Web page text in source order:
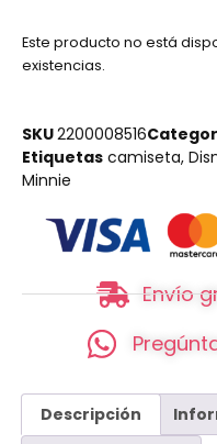
Este producto no está
existencias.
SKU2200008516
Etiquetas camiseta,
Minnie
Envío
Descripción